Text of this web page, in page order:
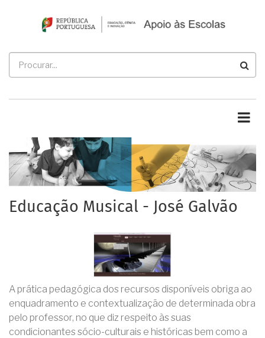
conteúdo
principal
Educação Musical - José Galvão
A prática pedagógica dos recursos disponíveis obriga ao
enquadramento e contextualização de determinada obra
pelo professor, no que diz respeito às suas
condicionantes sócio-culturais e históricas bem como a